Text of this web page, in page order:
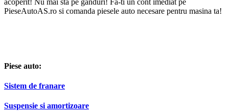
acoperit! Nu mai sta pe ganduri! Fa-ti un cont imediat pe
PieseAutoAS.ro si comanda piesele auto necesare pentru masina ta!
Piese auto:
Sistem de franare
Suspensie si amortizoare